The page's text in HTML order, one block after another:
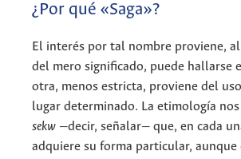
¿Por qué «Saga»?
El interés por tal nombre proviene,
del mero significado, puede hallarse
otra, menos estricta, proviene del
lugar determinado. La etimología
sekw —decir, señalar— que, en cada
adquiere su forma particular,